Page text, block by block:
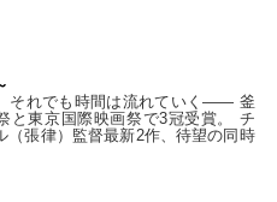
それでも時間は流れていく—— 釜
と東京国際映画祭で3冠受賞。 チ
（張律）監督最新2作、待望の同時